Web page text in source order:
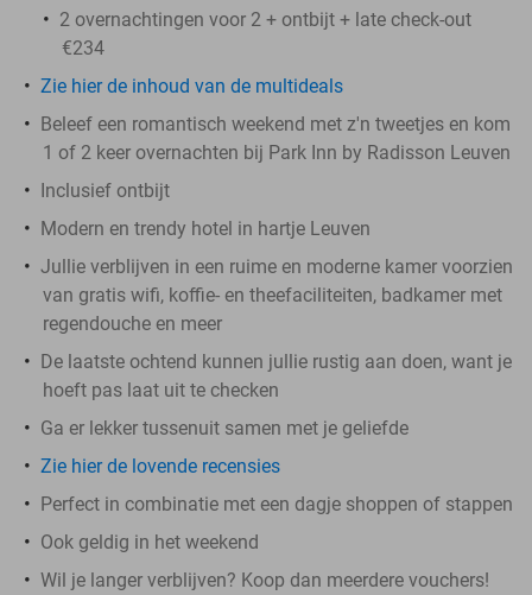
2 overnachtingen voor 2 + ontbijt + late check-out
€234
Zie hier de inhoud van de multideals
Beleef een romantisch weekend met z'n tweetjes en kom
1 of 2 keer overnachten bij Park Inn by Radisson Leuven
Inclusief ontbijt
Modern en trendy hotel in hartje Leuven
Jullie verblijven in een ruime en moderne kamer voorzien
van gratis wifi, koffie- en theefaciliteiten, badkamer met
regendouche en meer
De laatste ochtend kunnen jullie rustig aan doen, want je
hoeft pas laat uit te checken
Ga er lekker tussenuit samen met je geliefde
Zie hier de lovende recensies
Perfect in combinatie met een dagje shoppen of stappen
Ook geldig in het weekend
Wil je langer verblijven? Koop dan meerdere vouchers!